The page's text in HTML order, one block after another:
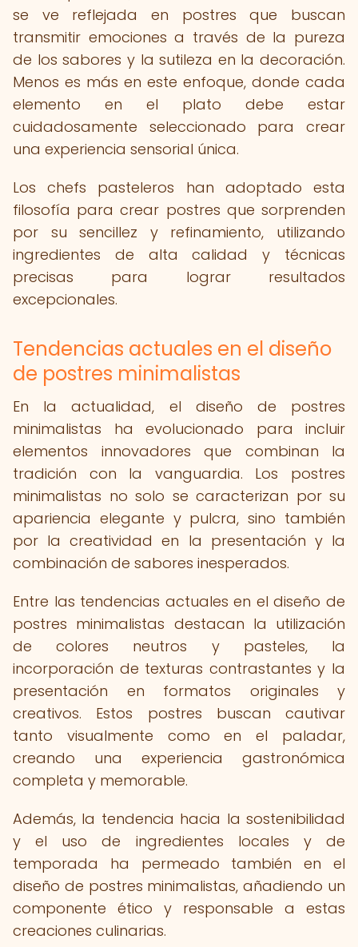
se ve reflejada en postres que buscan
transmitir emociones a través de la pureza
de los sabores y la sutileza en la decoración.
Menos es más en este enfoque, donde cada
elemento en el plato debe estar
cuidadosamente seleccionado para crear
una experiencia sensorial única.
Los chefs pasteleros han adoptado esta
filosofía para crear postres que sorprenden
por su sencillez y refinamiento, utilizando
ingredientes de alta calidad y técnicas
precisas para lograr resultados
excepcionales.
Tendencias actuales en el diseño
de postres minimalistas
En la actualidad, el diseño de postres
minimalistas ha evolucionado para incluir
elementos innovadores que combinan la
tradición con la vanguardia. Los postres
minimalistas no solo se caracterizan por su
apariencia elegante y pulcra, sino también
por la creatividad en la presentación y la
combinación de sabores inesperados.
Entre las tendencias actuales en el diseño de
postres minimalistas destacan la utilización
de colores neutros y pasteles, la
incorporación de texturas contrastantes y la
presentación en formatos originales y
creativos. Estos postres buscan cautivar
tanto visualmente como en el paladar,
creando una experiencia gastronómica
completa y memorable.
Además, la tendencia hacia la sostenibilidad
y el uso de ingredientes locales y de
temporada ha permeado también en el
diseño de postres minimalistas, añadiendo un
componente ético y responsable a estas
creaciones culinarias.